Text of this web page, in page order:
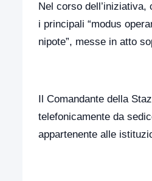
Nel corso
i principali “modus
nipote”, messe in atto
Il Comandante della
telefonicamente da
appartenente alle